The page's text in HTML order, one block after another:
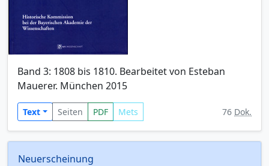
Band 3: 1808 bis 1810. Bearbeitet von Esteban
Mauerer. München 2015
Text Seiten PDF Mets 76 Dok.
Neuerscheinung